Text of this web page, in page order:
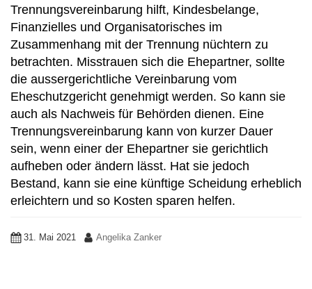
Trennungsvereinbarung hilft, Kindesbelange,
Finanzielles und Organisatorisches im
Zusammenhang mit der Trennung nüchtern zu
betrachten. Misstrauen sich die Ehepartner, sollte
die aussergerichtliche Vereinbarung vom
Eheschutzgericht genehmigt werden. So kann sie
auch als Nachweis für Behörden dienen. Eine
Trennungsvereinbarung kann von kurzer Dauer
sein, wenn einer der Ehepartner sie gerichtlich
aufheben oder ändern lässt. Hat sie jedoch
Bestand, kann sie eine künftige Scheidung erheblich
erleichtern und so Kosten sparen helfen.
31. Mai 2021 Angelika Zanker